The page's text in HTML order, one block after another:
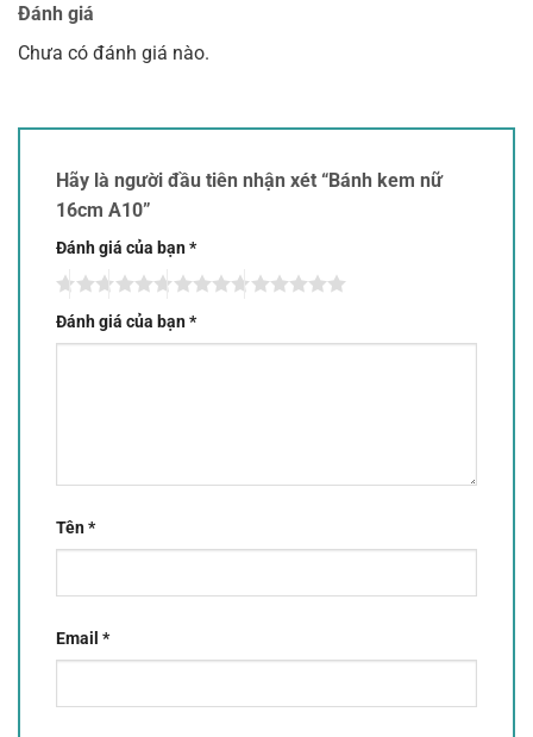
Đánh giá
Chưa có đánh giá nào.
Hãy là người đầu tiên nhận xét “Bánh kem nữ
16cm A10”
Đánh giá của bạn*
Đánh giá của bạn*
Tên*
Email *